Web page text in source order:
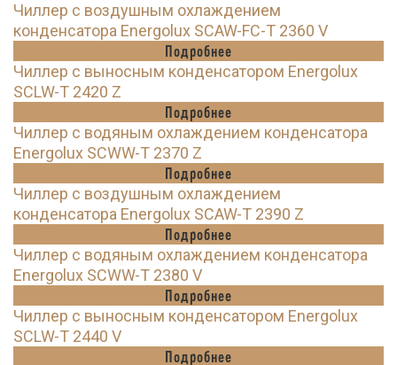
Чиллер с воздушным охлаждением
конденсатора Energolux SCAW-FC-T 2360 V
Подробнее
Чиллер с выносным конденсатором Energolux
SCLW-T 2420 Z
Подробнее
Чиллер с водяным охлаждением конденсатора
Energolux SCWW-T 2370 Z
Подробнее
Чиллер с воздушным охлаждением
конденсатора Energolux SCAW-T 2390 Z
Подробнее
Чиллер с водяным охлаждением конденсатора
Energolux SCWW-T 2380 V
Подробнее
Чиллер с выносным конденсатором Energolux
SCLW-T 2440 V
Подробнее